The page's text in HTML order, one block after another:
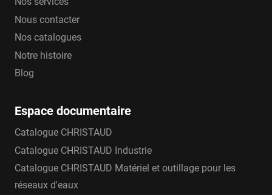
Nous contacter
Nos catalogues
Notre histoire
Blog
Espace documentaire
Catalogue CHRISTAUD
Catalogue CHRISTAUD Industrie
Catalogue CHRISTAUD Matériel et outillage pour les
réseaux d'eaux